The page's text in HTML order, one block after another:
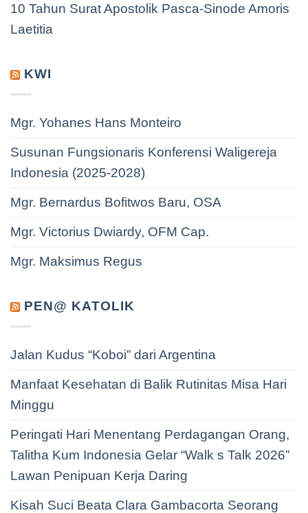
10 Tahun Surat Apostolik Pasca-Sinode Amoris
Laetitia
KWI
Mgr. Yohanes Hans Monteiro
Susunan Fungsionaris Konferensi Waligereja
Indonesia (2025-2028)
Mgr. Bernardus Bofitwos Baru, OSA
Mgr. Victorius Dwiardy, OFM Cap.
Mgr. Maksimus Regus
PEN@ KATOLIK
Jalan Kudus “Koboi” dari Argentina
Manfaat Kesehatan di Balik Rutinitas Misa Hari
Minggu
Peringati Hari Menentang Perdagangan Orang,
Talitha Kum Indonesia Gelar “Walk s Talk 2026”
Lawan Penipuan Kerja Daring
Kisah Suci Beata Clara Gambacorta Seorang